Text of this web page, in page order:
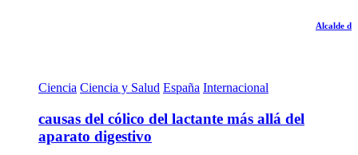
Alcalde de Soacha
Ciencia Ciencia y Salud España Internacional
causas del cólico del lactante más allá del
aparato digestivo